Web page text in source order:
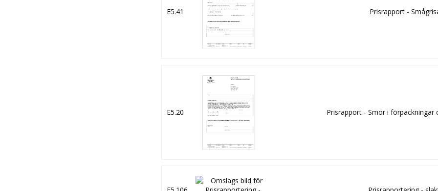
E5.41 Prisrapport -
E5.20 Prisrapport - Smör i förpackningar